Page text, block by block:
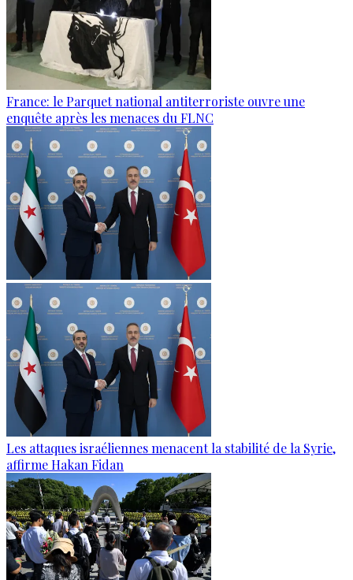
France: le Parquet national antiterroriste ouvre une
enquête après les menaces du FLNC
Les attaques israéliennes menacent la stabilité de la Syrie,
affirme Hakan Fidan